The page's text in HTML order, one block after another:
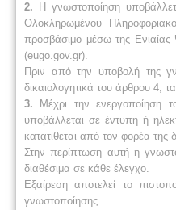
2.
Η γνωστοποίηση
Ολοκληρωμένου
προσβάσιμο μέσω της
(eugo.gov.gr).
Πριν από την υποβολή της
δικαιολογητικά του άρθρου 4,
3. Μέχρι την ενεργοποίηση
υποβάλλεται σε έντυπη ή
κατατίθεται από τον φορέα
Στην περίπτωση αυτή η
διαθέσιμα σε κάθε έλεγχο.
Εξαίρεση αποτελεί το
γνωστοποίησης.